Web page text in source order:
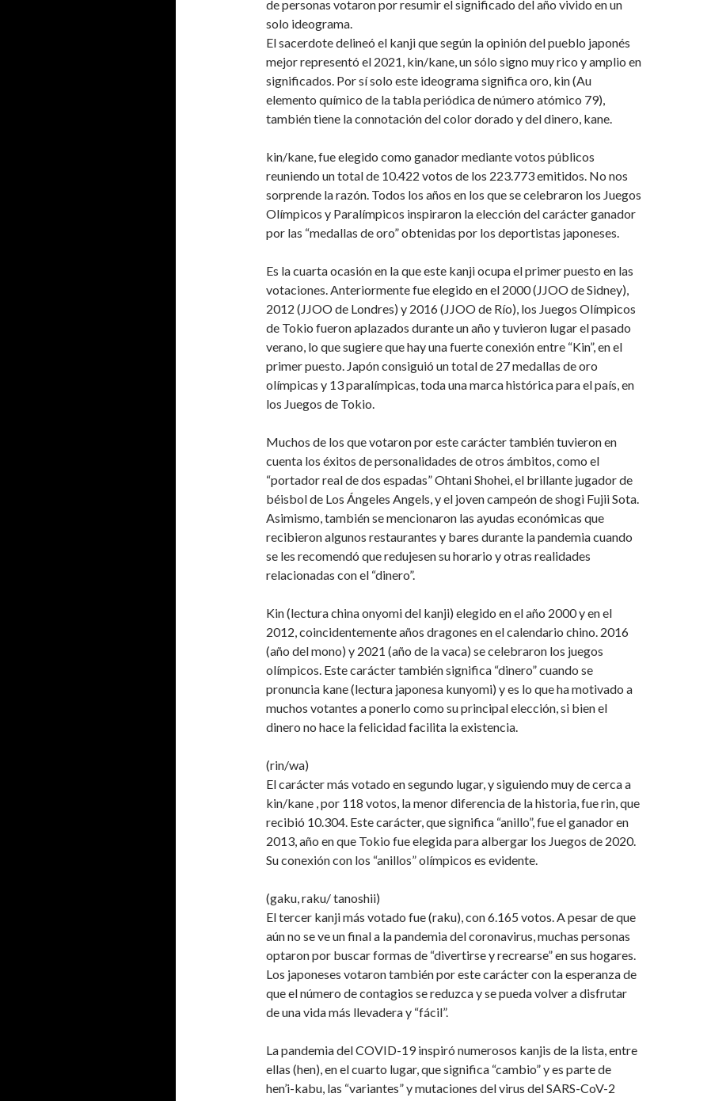
de personas votaron por resumir el significado del año vivido en un
solo ideograma.
El sacerdote delineó el kanji que según la opinión del pueblo japonés
mejor representó el 2021, kin/kane, un sólo signo muy rico y amplio en
significados. Por sí solo este ideograma significa oro, kin (Au
elemento químico de la tabla periódica de número atómico 79),
también tiene la connotación del color dorado y del dinero, kane.
kin/kane, fue elegido como ganador mediante votos públicos
reuniendo un total de 10.422 votos de los 223.773 emitidos. No nos
sorprende la razón. Todos los años en los que se celebraron los Juegos
Olímpicos y Paralímpicos inspiraron la elección del carácter ganador
por las “medallas de oro” obtenidas por los deportistas japoneses.
Es la cuarta ocasión en la que este kanji ocupa el primer puesto en las
votaciones. Anteriormente fue elegido en el 2000 (JJOO de Sidney),
2012 (JJOO de Londres) y 2016 (JJOO de Río), los Juegos Olímpicos
de Tokio fueron aplazados durante un año y tuvieron lugar el pasado
verano, lo que sugiere que hay una fuerte conexión entre “Kin”, en el
primer puesto. Japón consiguió un total de 27 medallas de oro
olímpicas y 13 paralímpicas, toda una marca histórica para el país, en
los Juegos de Tokio.
Muchos de los que votaron por este carácter también tuvieron en
cuenta los éxitos de personalidades de otros ámbitos, como el
“portador real de dos espadas” Ohtani Shohei, el brillante jugador de
béisbol de Los Ángeles Angels, y el joven campeón de shogi Fujii Sota.
Asimismo, también se mencionaron las ayudas económicas que
recibieron algunos restaurantes y bares durante la pandemia cuando
se les recomendó que redujesen su horario y otras realidades
relacionadas con el “dinero”.
Kin (lectura china onyomi del kanji) elegido en el año 2000 y en el
2012, coincidentemente años dragones en el calendario chino. 2016
(año del mono) y 2021 (año de la vaca) se celebraron los juegos
olímpicos. Este carácter también significa “dinero” cuando se
pronuncia kane (lectura japonesa kunyomi) y es lo que ha motivado a
muchos votantes a ponerlo como su principal elección, si bien el
dinero no hace la felicidad facilita la existencia.
(rin/wa)
El carácter más votado en segundo lugar, y siguiendo muy de cerca a
kin/kane , por 118 votos, la menor diferencia de la historia, fue rin, que
recibió 10.304. Este carácter, que significa “anillo”, fue el ganador en
2013, año en que Tokio fue elegida para albergar los Juegos de 2020.
Su conexión con los “anillos” olímpicos es evidente.
(gaku, raku/ tanoshii)
El tercer kanji más votado fue (raku), con 6.165 votos. A pesar de que
aún no se ve un final a la pandemia del coronavirus, muchas personas
optaron por buscar formas de “divertirse y recrearse” en sus hogares.
Los japoneses votaron también por este carácter con la esperanza de
que el número de contagios se reduzca y se pueda volver a disfrutar
de una vida más llevadera y “fácil”.
La pandemia del COVID-19 inspiró numerosos kanjis de la lista, entre
ellas (hen), en el cuarto lugar, que significa “cambio” y es parte de
hen’i-kabu, las “variantes” y mutaciones del virus del SARS-CoV-2